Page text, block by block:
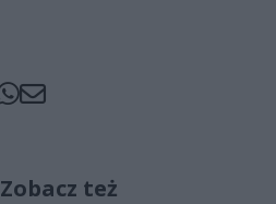
Zobacz też